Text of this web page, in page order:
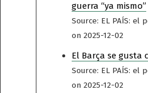
guerra “ya mismo”
Source: EL PAÍS: el
on 2025-12-02
El Barça se gusta
Source: EL PAÍS: el
on 2025-12-02